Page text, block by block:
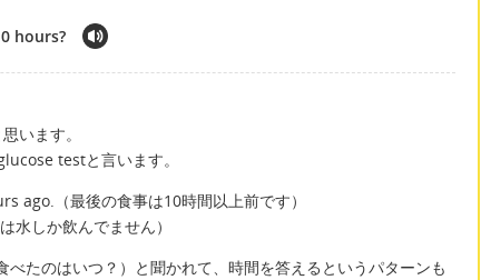
hours?
います。
testと言います。
（最後の食事は10時間以上前です）
しか飲んでません）
たのはいつ？）と聞かれて、時間を答えるというパターンも